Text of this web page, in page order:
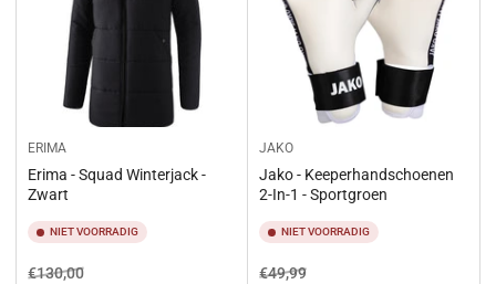
ERIMA
Erima - Squad Winterjack -
Zwart
NIET VOORRADIG
Normale
€130,00Aanbiedingsprijs
JAKO
Jako - Keeperhandschoenen
2-In-1 - Sportgroen
NIET VOORRADIG
Normale
€49,99Aanbiedingsprijs